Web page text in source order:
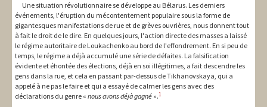
Une situation révolutionnaire se développe au Bélarus. Les derniers
événements, l'éruption du mécontentement populaire sous la forme de
gigantesques manifestations de rue et de grèves ouvrières, nous donnent tout
à fait le droit de le dire. En quelques jours, l'action directe des masses a laissé
le régime autoritaire de Loukachenko au bord de l'effondrement. En si peu de
temps, le régime a déjà accumulé une série de défaites. La falsification
évidente et éhontée des élections, déjà en soi illégitimes, a fait descendre les
gens dans la rue, et cela en passant par-dessus de Tikhanovskaya, qui a
appelé à ne pas le faire et qui a essayé de calmer les gens avec des
déclarations du genre « nous avons déjà gagné ».1